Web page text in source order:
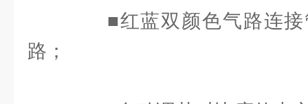
■红蓝双颜色气路连接
路；